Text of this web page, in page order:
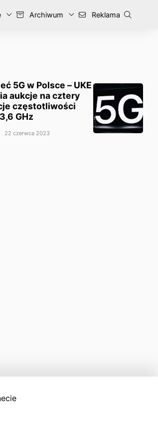
Archiwum Reklama
5G w Polsce – UKE
aukcje na cztery
częstotliwości
GHz
22 czerwca 2023